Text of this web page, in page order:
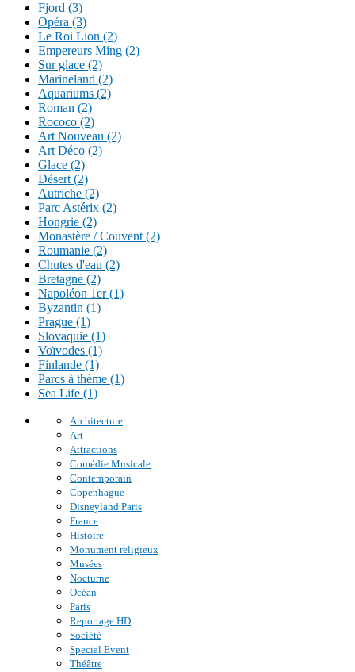
Fjord (3)
Opéra (3)
Le Roi Lion (2)
Empereurs Ming (2)
Sur glace (2)
Marineland (2)
Aquariums (2)
Roman (2)
Rococo (2)
Art Nouveau (2)
Art Déco (2)
Glace (2)
Désert (2)
Autriche (2)
Parc Astérix (2)
Hongrie (2)
Monastère / Couvent (2)
Roumanie (2)
Chutes d'eau (2)
Bretagne (2)
Napoléon 1er (1)
Byzantin (1)
Prague (1)
Slovaquie (1)
Voïvodes (1)
Finlande (1)
Parcs à thème (1)
Sea Life (1)
Architecture
Art
Attractions
Comédie Musicale
Contemporain
Copenhague
Disneyland Paris
France
Histoire
Monument religieux
Musées
Nocturne
Océan
Paris
Reportage HD
Société
Special Event
Théâtre